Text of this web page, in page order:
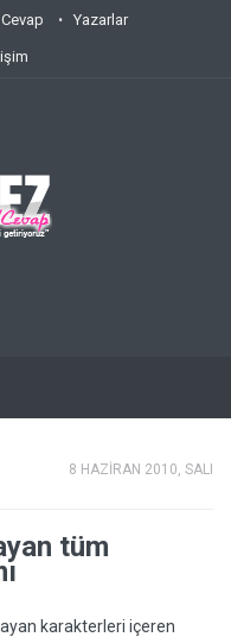
Yazarlar
8 HAZİRAN 2010, SALI
tüm
karakterleri içeren